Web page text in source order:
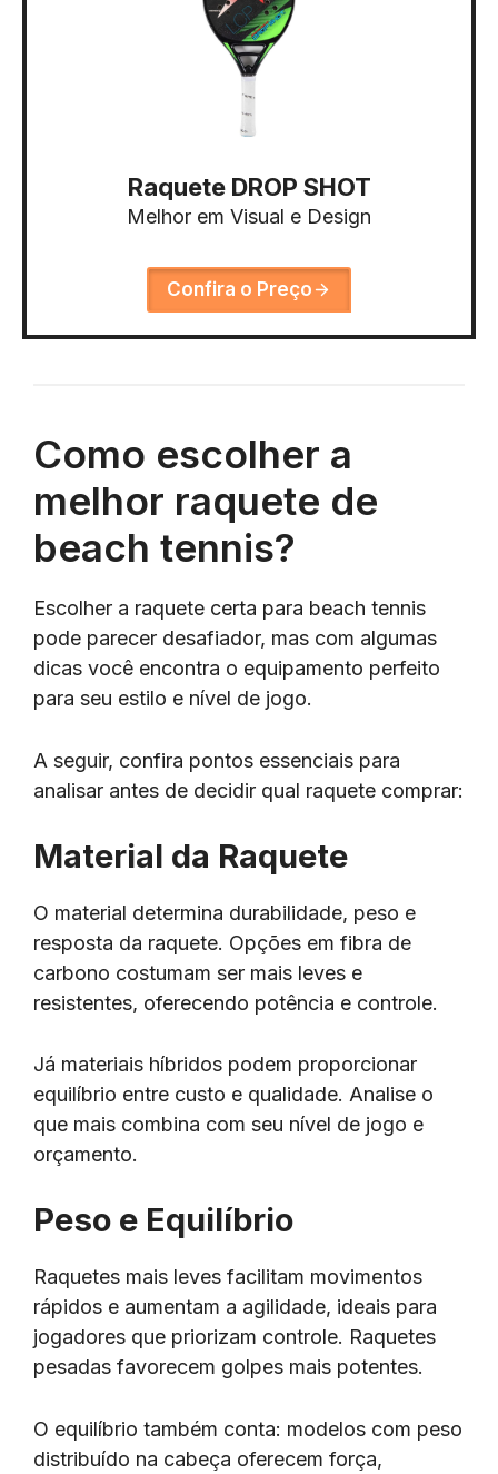
Raquete DROP SHOT
Melhor em Visual e Design
Confira o Preço
Como escolher a
melhor raquete de
beach tennis?
Escolher a raquete certa para beach tennis
pode parecer desafiador, mas com algumas
dicas você encontra o equipamento perfeito
para seu estilo e nível de jogo.
A seguir, confira pontos essenciais para
analisar antes de decidir qual raquete comprar:
Material da Raquete
O material determina durabilidade, peso e
resposta da raquete. Opções em fibra de
carbono costumam ser mais leves e
resistentes, oferecendo potência e controle.
Já materiais híbridos podem proporcionar
equilíbrio entre custo e qualidade. Analise o
que mais combina com seu nível de jogo e
orçamento.
Peso e Equilíbrio
Raquetes mais leves facilitam movimentos
rápidos e aumentam a agilidade, ideais para
jogadores que priorizam controle. Raquetes
pesadas favorecem golpes mais potentes.
O equilíbrio também conta: modelos com peso
distribuído na cabeça oferecem força,